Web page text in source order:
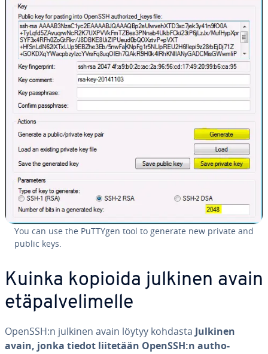
You can use the PuTTYgen tool to generate new private and
public keys.
Kuinka kopioida julkinen avain
etä­pal­ve­li­mel­le
OpenSSH:n julkinen avain löytyy kohdasta Julkinen
avain, jonka tiedot liitetään OpenSSH:n aut­ho­